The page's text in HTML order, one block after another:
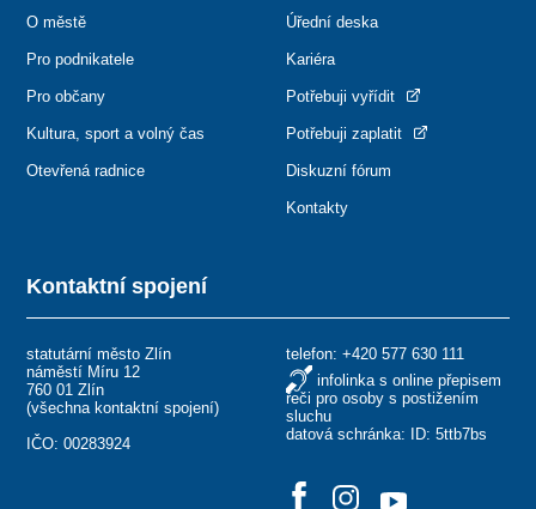
Kontaktní spojení
statutární město Zlín
náměstí Míru 12
760 01 Zlín
(všechna kontaktní spojení)
IČO: 00283924
telefon: +420 577 630 111
infolinka s online přepisem
řeči pro osoby s postižením
sluchu
datová schránka: ID: 5ttb7bs
O městě
Pro podnikatele
Pro občany
Kultura, sport a volný čas
Otevřená radnice
Úřední deska
Kariéra
Potřebuji vyřídit
Potřebuji zaplatit
Diskuzní fórum
Kontakty